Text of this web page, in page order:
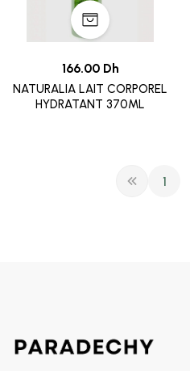
166.00 Dh
NATURALIA LAIT CORPOREL
HYDRATANT 370ML
1